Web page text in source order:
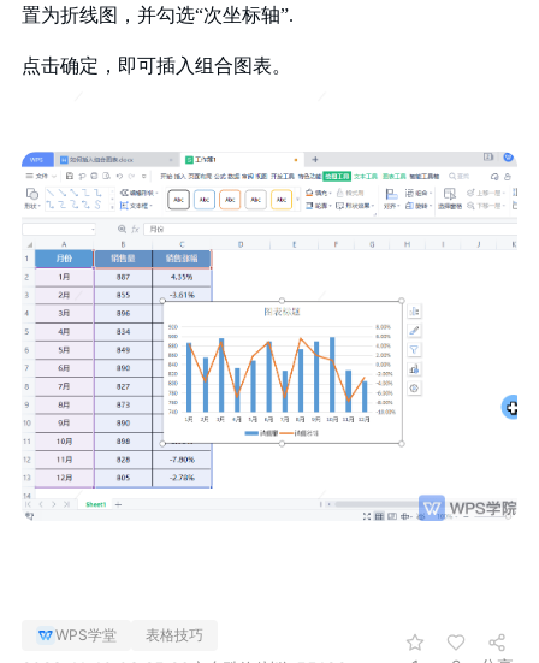
置为折线图，并勾选“次坐标轴”.
点击确定，即可插入组合图表。
WPS学堂 表格技巧